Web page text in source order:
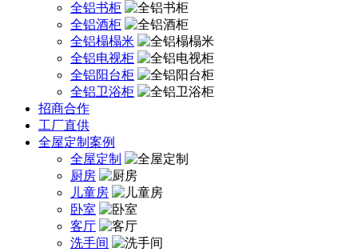
全铝书柜
全铝酒柜
全铝榻榻米
全铝电视柜
全铝阳台柜
全铝卫浴柜
招商合作
工厂直供
全屋定制案例
全屋定制
厨房
儿童房
卧室
客厅
洗手间